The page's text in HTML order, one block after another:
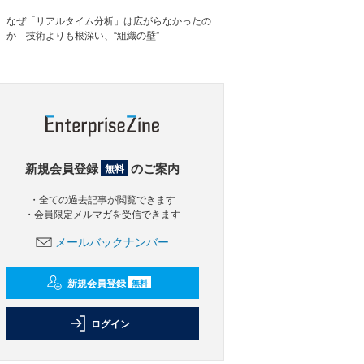
なぜ「リアルタイム分析」は広がらなかったの
か 技術よりも根深い、“組織の壁”
新規会員登録 無料 のご案内
・全ての過去記事が閲覧できます
・会員限定メルマガを受信できます
メールバックナンバー
新規会員登録 無料
ログイン